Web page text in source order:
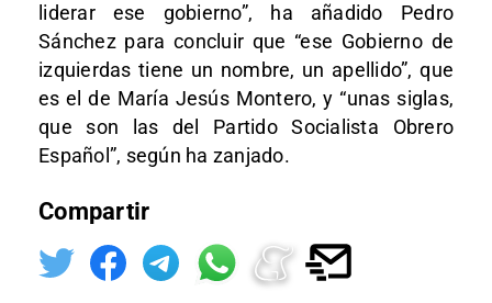
liderar ese gobierno”, ha añadido Pedro
Sánchez para concluir que “ese Gobierno de
izquierdas tiene un nombre, un apellido”, que
es el de María Jesús Montero, y “unas siglas,
que son las del Partido Socialista Obrero
Español”, según ha zanjado.
Compartir